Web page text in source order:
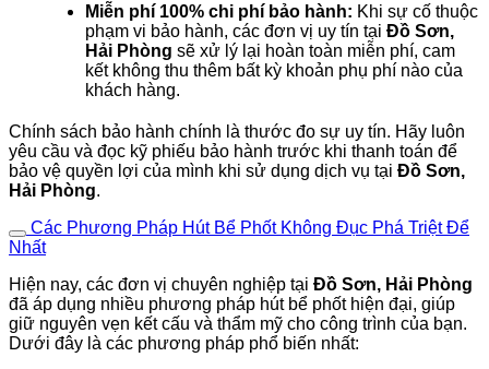
Miễn phí 100% chi phí bảo hành: Khi sự cố thuộc
phạm vi bảo hành, các đơn vị uy tín tại Đồ Sơn,
Hải Phòng sẽ xử lý lại hoàn toàn miễn phí, cam
kết không thu thêm bất kỳ khoản phụ phí nào của
khách hàng.
Chính sách bảo hành chính là thước đo sự uy tín. Hãy luôn
yêu cầu và đọc kỹ phiếu bảo hành trước khi thanh toán để
bảo vệ quyền lợi của mình khi sử dụng dịch vụ tại Đồ Sơn,
Hải Phòng.
Các Phương Pháp Hút Bể Phốt Không Đục Phá Triệt Để
Nhất
Hiện nay, các đơn vị chuyên nghiệp tại Đồ Sơn, Hải Phòng
đã áp dụng nhiều phương pháp hút bể phốt hiện đại, giúp
giữ nguyên vẹn kết cấu và thẩm mỹ cho công trình của bạn.
Dưới đây là các phương pháp phổ biến nhất: